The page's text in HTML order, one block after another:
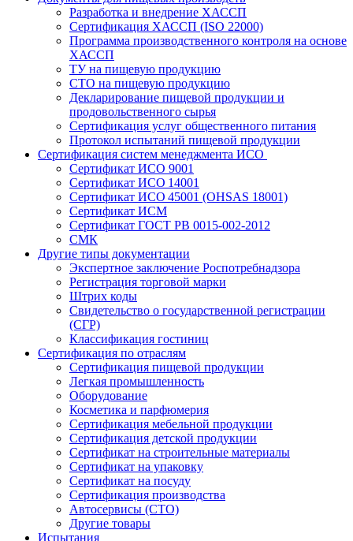
Разработка и внедрение ХАССП
Сертификация ХАССП (ISO 22000)
Программа производственного контроля на основе
ХАССП
ТУ на пищевую продукцию
СТО на пищевую продукцию
Декларирование пищевой продукции и
продовольственного сырья
Сертификация услуг общественного питания
Протокол испытаний пищевой продукции
Сертификация систем менеджмента ИСО
Сертификат ИСО 9001
Сертификат ИСО 14001
Сертификат ИСО 45001 (OHSAS 18001)
Сертификат ИСМ
Сертификат ГОСТ РВ 0015-002-2012
СМК
Другие типы документации
Экспертное заключение Роспотребнадзора
Регистрация торговой марки
Штрих коды
Свидетельство о государственной регистрации
(СГР)
Классификация гостиниц
Сертификация по отраслям
Сертификация пищевой продукции
Легкая промышленность
Оборудование
Косметика и парфюмерия
Сертификация мебельной продукции
Сертификация детской продукции
Сертификат на строительные материалы
Сертификат на упаковку
Сертификат на посуду
Сертификация производства
Автосервисы (СТО)
Другие товары
Испытания